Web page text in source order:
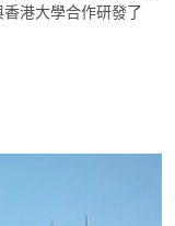
港大學合作研發了